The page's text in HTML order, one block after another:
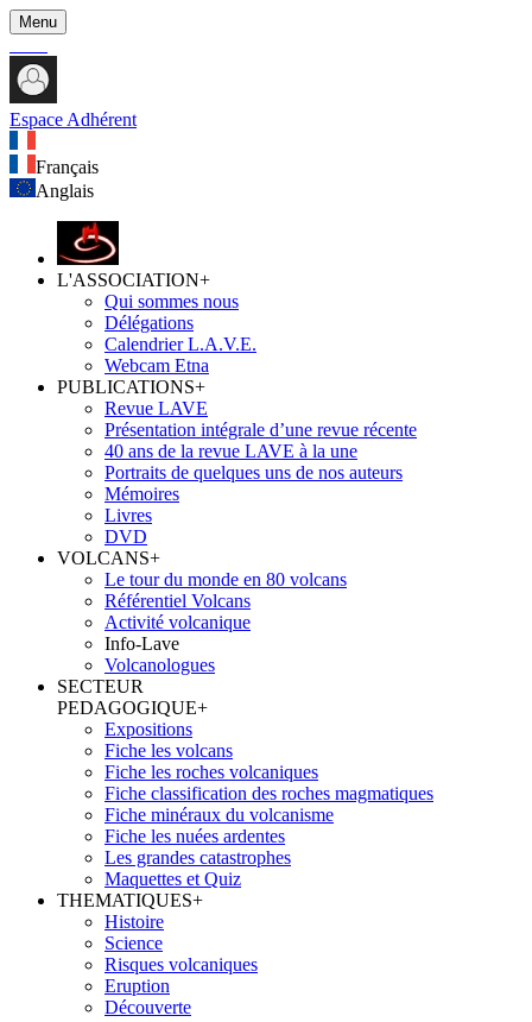
Menu
Espace Adhérent
Français
Anglais
L'ASSOCIATION+
Qui sommes nous
Délégations
Calendrier L.A.V.E.
Webcam Etna
PUBLICATIONS+
Revue LAVE
Présentation intégrale d’une revue récente
40 ans de la revue LAVE à la une
Portraits de quelques uns de nos auteurs
Mémoires
Livres
DVD
VOLCANS+
Le tour du monde en 80 volcans
Référentiel Volcans
Activité volcanique
Info-Lave
Volcanologues
SECTEUR
PEDAGOGIQUE+
Expositions
Fiche les volcans
Fiche les roches volcaniques
Fiche classification des roches magmatiques
Fiche minéraux du volcanisme
Fiche les nuées ardentes
Les grandes catastrophes
Maquettes et Quiz
THEMATIQUES+
Histoire
Science
Risques volcaniques
Eruption
Découverte